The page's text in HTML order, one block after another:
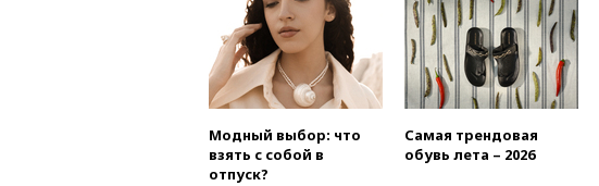
Модный выбор: что
взять с собой в
отпуск?
Самая трендовая
обувь лета – 2026